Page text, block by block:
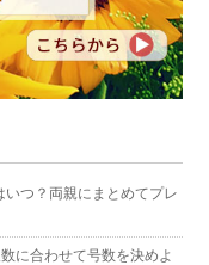
つ？両親にまとめてプレ
に合わせて号数を決めよ